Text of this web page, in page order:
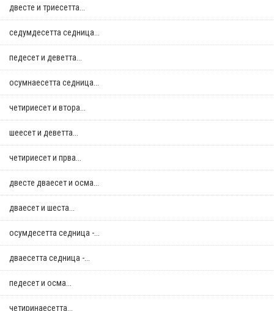
двестe и триесетта...
седумдесетта седница...
педесет и деветта...
осумнaесетта седница...
четириесет и втора...
шеесет и деветта...
четириесет и прва...
двестe дваесет и осма...
дваесет и шеста...
осумдесетта седница -...
дваесетта седница -...
педесет и осма...
четиринаесетта...